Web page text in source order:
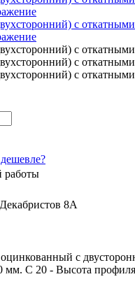
работы
8А
с
мм. С 20 - Высота